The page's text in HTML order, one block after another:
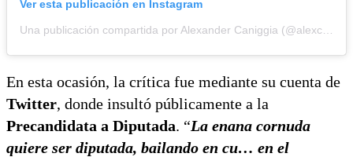
Ver esta publicación en Instagram
En esta ocasión, la crítica fue mediante su cuenta de
Twitter, donde insultó públicamente a la
Precandidata a Diputada. “La enana cornuda
quiere ser diputada, bailando en cu… en el